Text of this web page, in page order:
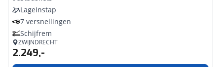
LageInstap
7 versnellingen
Schijfrem
ZWIJNDRECHT
2.249,-